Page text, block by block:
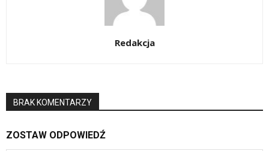
Redakcja
BRAK KOMENTARZY
ZOSTAW ODPOWIEDŹ